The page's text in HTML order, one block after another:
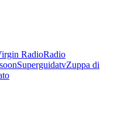
RadioRadio
SuperguidatvZuppa di